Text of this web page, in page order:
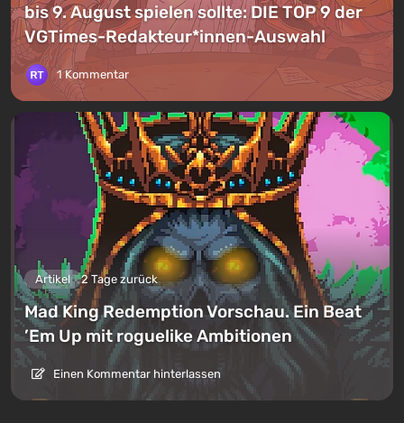
bis 9. August spielen sollte: DIE TOP 9 der
VGTimes-Redakteur*innen-Auswahl
1 Kommentar
Artikel 2 Tage zurück
Mad King Redemption Vorschau. Ein Beat
’Em Up mit roguelike Ambitionen
Einen Kommentar hinterlassen